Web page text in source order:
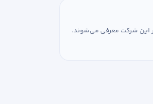
این شرکت معرفی می‌شوند.